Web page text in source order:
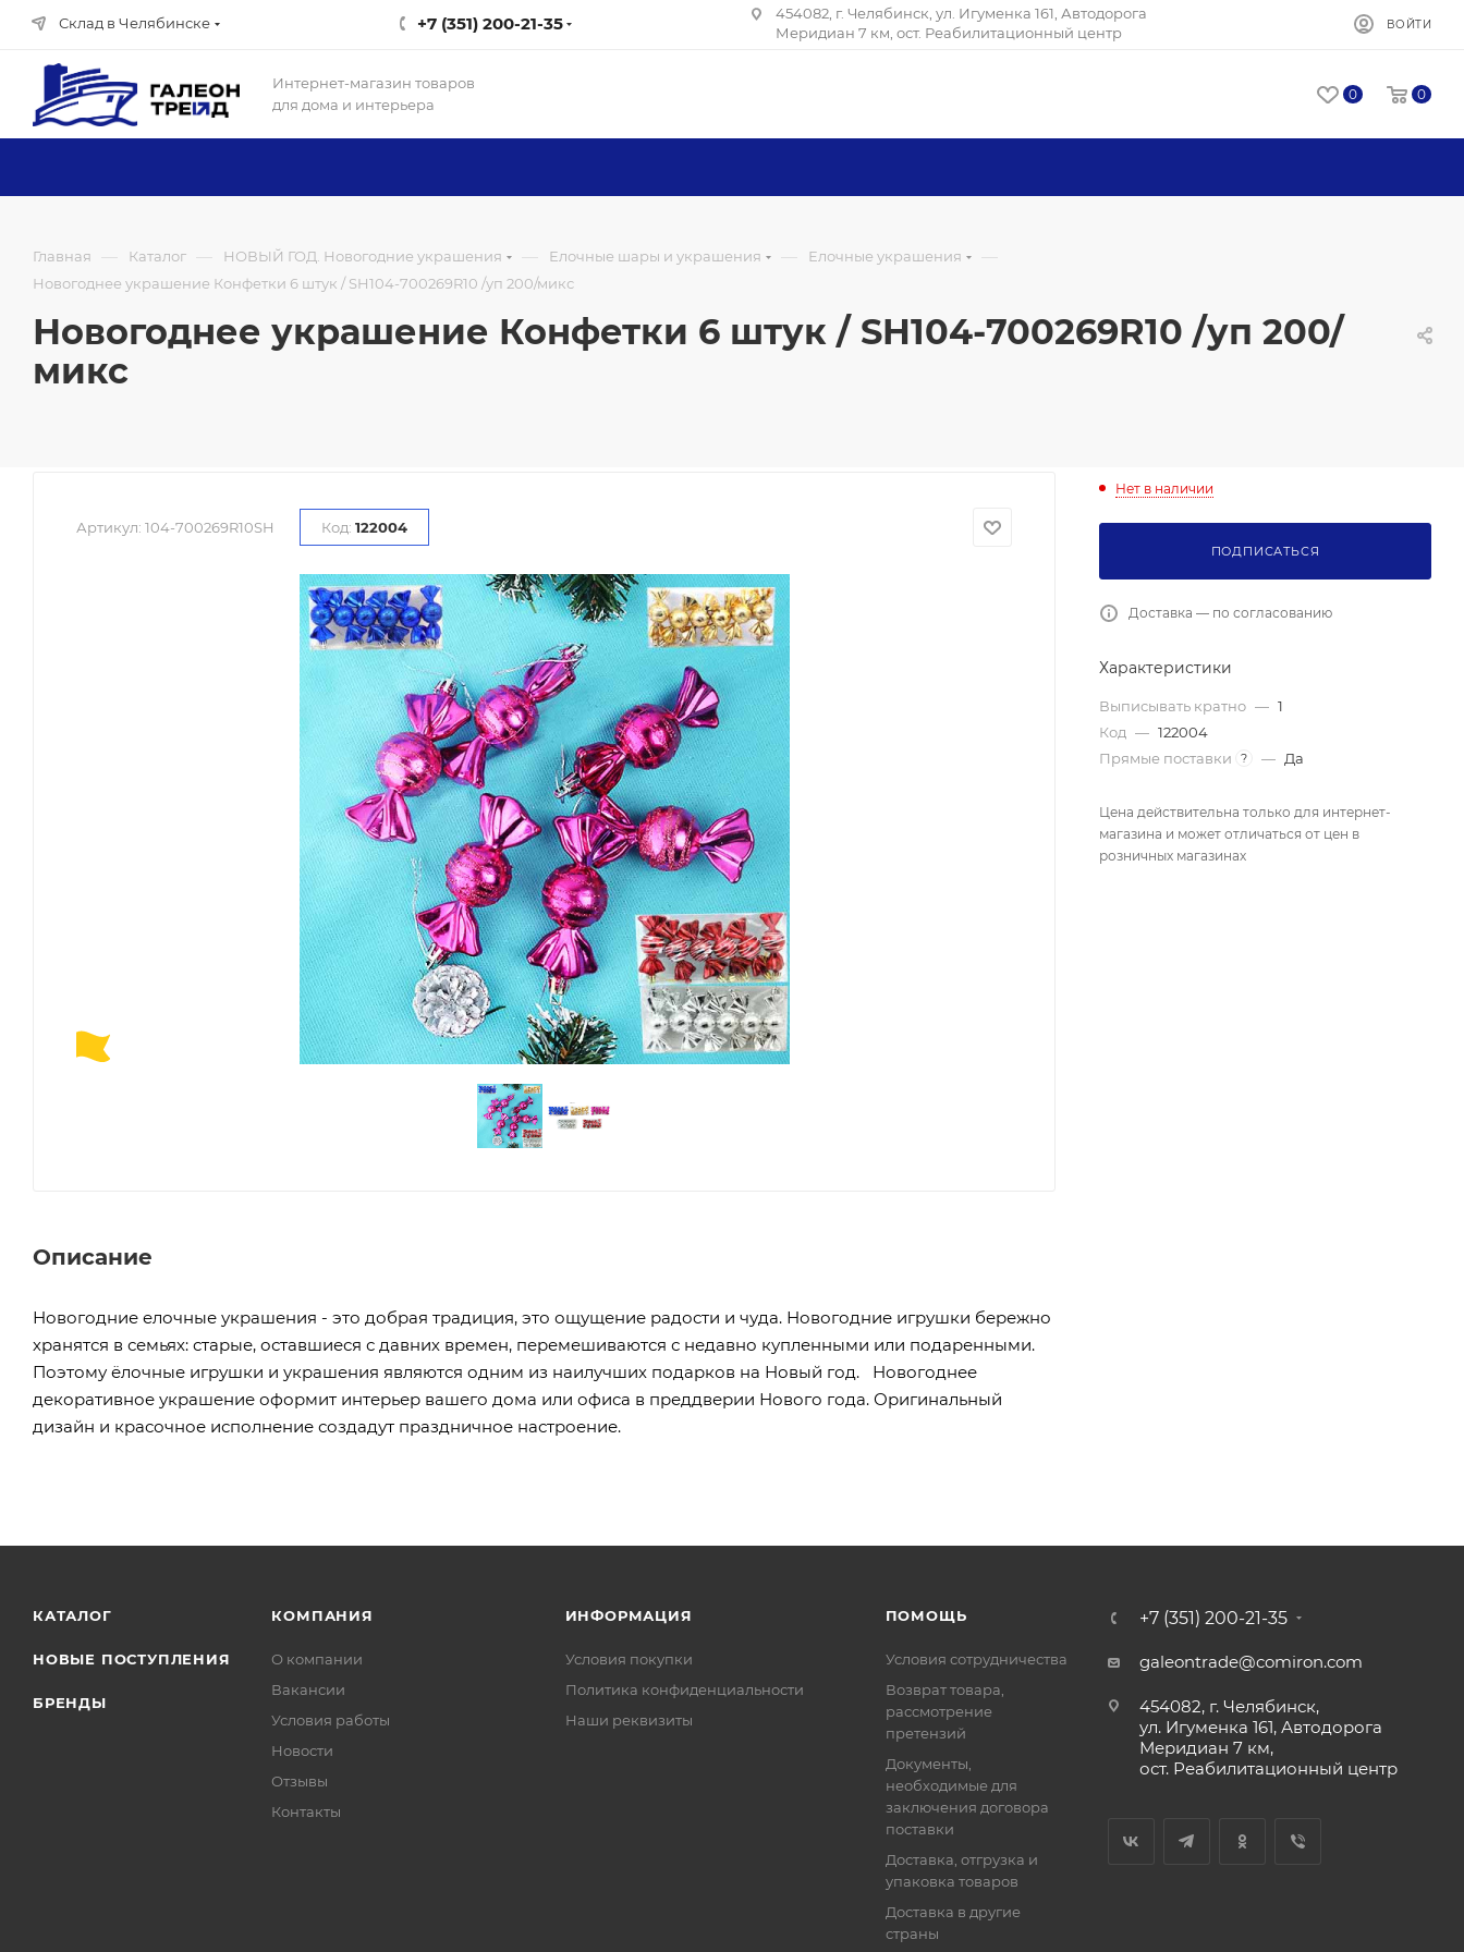
Склад в Челябинске +7 (351) 200-21-35
454082, г. Челябинск, ул. Игуменка 161, Автодорога
Меридиан 7 км, ост. Реабилитационный центр
ВОЙТИ
Интернет-магазин товаров
для дома и интерьера
0 0
Главная — Каталог — НОВЫЙ ГОД. Новогодние украшения — Елочные шары и украшения — Елочные украшения —
Новогоднее украшение Конфетки 6 штук / SH104-700269R10 /уп 200/микс
Новогоднее украшение Конфетки 6 штук / SH104-700269R10 /уп 200/
микс
Артикул: 104-700269R10SH Код: 122004
Описание
Новогодние елочные украшения - это добрая традиция, это ощущение радости и чуда. Новогодние игрушки бережно
хранятся в семьях: старые, оставшиеся с давних времен, перемешиваются с недавно купленными или подаренными.
Поэтому ёлочные игрушки и украшения являются одним из наилучших подарков на Новый год. Новогоднее
декоративное украшение оформит интерьер вашего дома или офиса в преддверии Нового года. Оригинальный
дизайн и красочное исполнение создадут праздничное настроение.
Нет в наличии
ПОДПИСАТЬСЯ
Доставка — по согласованию
Характеристики
Выписывать кратно — 1
Код — 122004
Прямые поставки
? — Да
Цена действительна только для интернет-
магазина и может отличаться от цен в
розничных магазинах
КАТАЛОГ
НОВЫЕ ПОСТУПЛЕНИЯ
БРЕНДЫ
КОМПАНИЯ
О компании
Вакансии
Условия работы
Новости
Отзывы
Контакты
ИНФОРМАЦИЯ
Условия покупки
Политика конфиденциальности
Наши реквизиты
ПОМОЩЬ
Условия сотрудничества
Возврат товара,
рассмотрение
претензий
Документы,
необходимые для
заключения договора
поставки
Доставка, отгрузка и
упаковка товаров
Доставка в другие
страны
+7 (351) 200-21-35
galeontrade@comiron.com
454082, г. Челябинск,
ул. Игуменка 161, Автодорога
Меридиан 7 км,
ост. Реабилитационный центр